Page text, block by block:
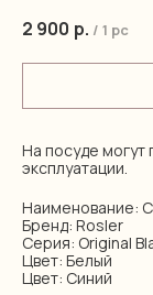
2 900 р. / 1 pc
На посуде могут
эксплуатации.
Наименование:
Бренд: Rosler
Серия: Original
Цвет: Белый
Цвет: Синий